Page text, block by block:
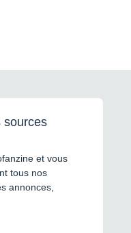
sources
et vous
tous nos
annonces,